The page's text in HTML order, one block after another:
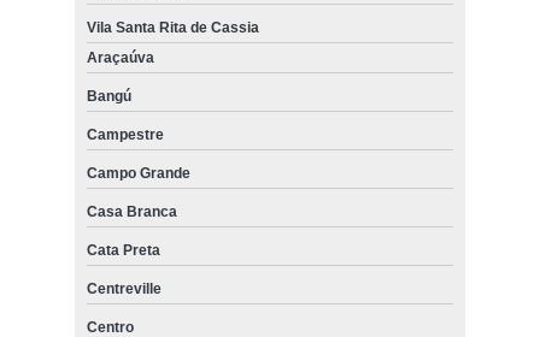
Vila Santa Rita de Cassia
Araçaúva
Bangú
Campestre
Campo Grande
Casa Branca
Cata Preta
Centreville
Centro